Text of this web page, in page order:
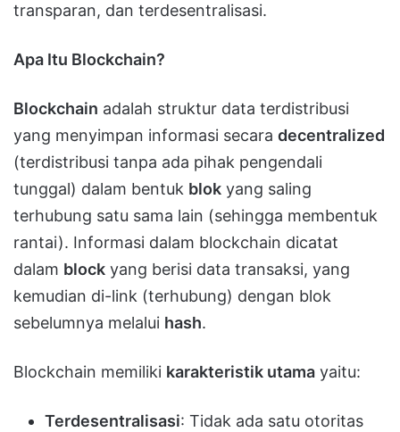
transparan, dan terdesentralisasi.
Apa Itu Blockchain?
Blockchain adalah struktur data terdistribusi
yang menyimpan informasi secara decentralized
(terdistribusi tanpa ada pihak pengendali
tunggal) dalam bentuk blok yang saling
terhubung satu sama lain (sehingga membentuk
rantai). Informasi dalam blockchain dicatat
dalam block yang berisi data transaksi, yang
kemudian di-link (terhubung) dengan blok
sebelumnya melalui hash.
Blockchain memiliki karakteristik utama yaitu:
Terdesentralisasi: Tidak ada satu otoritas